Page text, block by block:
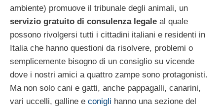
ambiente) promuove il tribunale degli animali, un
servizio gratuito di consulenza legale al quale
possono rivolgersi tutti i cittadini italiani e residenti in
Italia che hanno questioni da risolvere, problemi o
semplicemente bisogno di un consiglio su vicende
dove i nostri amici a quattro zampe sono protagonisti.
Ma non solo cani e gatti, anche pappagalli, canarini,
vari uccelli, galline e conigli hanno una sezione del